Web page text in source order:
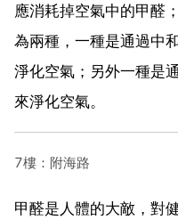
應消耗掉空氣中的甲醛
為兩種，一種是通過中
淨化空氣；另外一種是
來淨化空氣。
7樓：附海路
甲醛是人體的大敵，對